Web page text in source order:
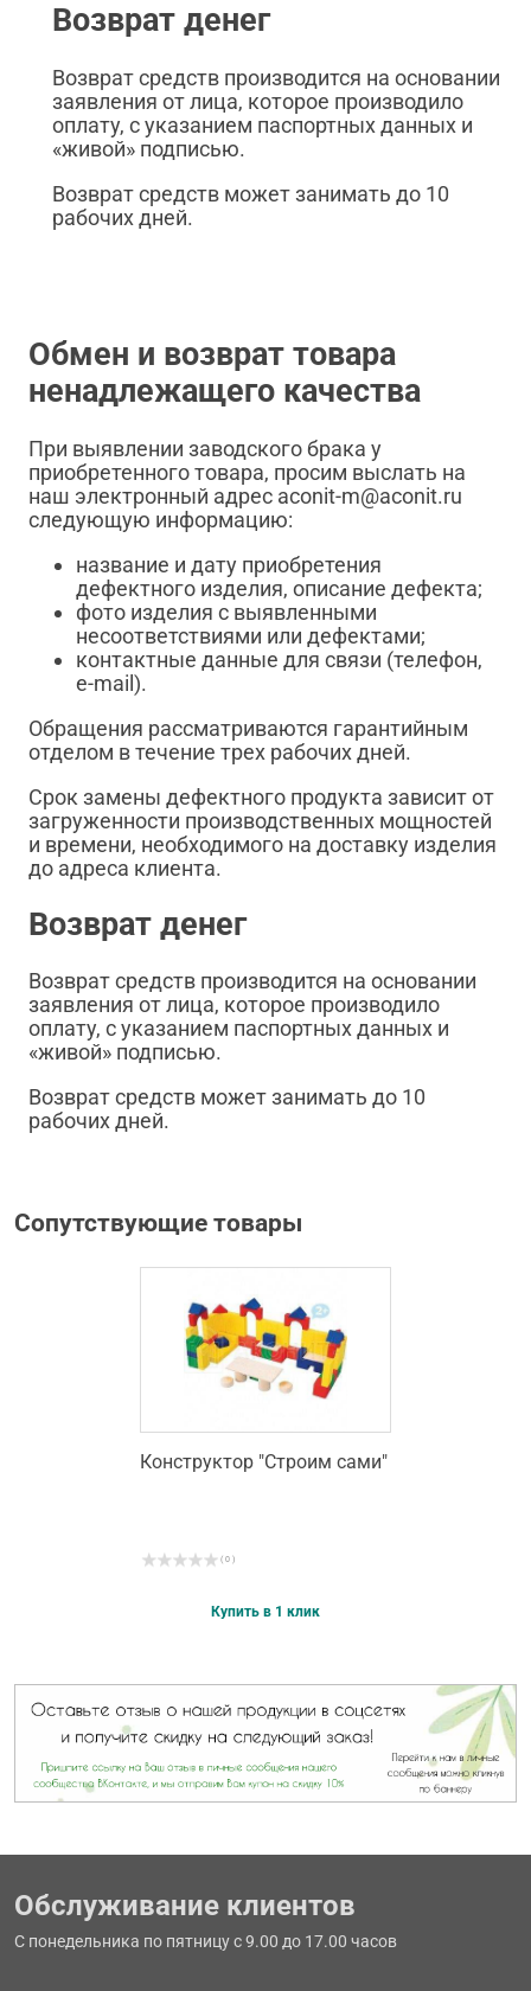
Возврат денег
Возврат средств производится на основании
заявления от лица, которое производило
оплату, с указанием паспортных данных и
«живой» подписью.
Возврат средств может занимать до 10
рабочих дней.
Обмен и возврат товара
ненадлежащего качества
При выявлении заводского брака у
приобретенного товара, просим выслать на
наш электронный адрес aconit-m@aconit.ru
следующую информацию:
название и дату приобретения
дефектного изделия, описание дефекта;
фото изделия с выявленными
несоответствиями или дефектами;
контактные данные для связи (телефон,
e-mail).
Обращения рассматриваются гарантийным
отделом в течение трех рабочих дней.
Срок замены дефектного продукта зависит от
загруженности производственных мощностей
и времени, необходимого на доставку изделия
до адреса клиента.
Возврат денег
Возврат средств производится на основании
заявления от лица, которое производило
оплату, с указанием паспортных данных и
«живой» подписью.
Возврат средств может занимать до 10
рабочих дней.
Сопутствующие товары
Конструктор "Строим сами"
( 0 )
Купить в 1 клик
Обслуживание клиентов
С понедельника по пятницу с 9.00 до 17.00 часов